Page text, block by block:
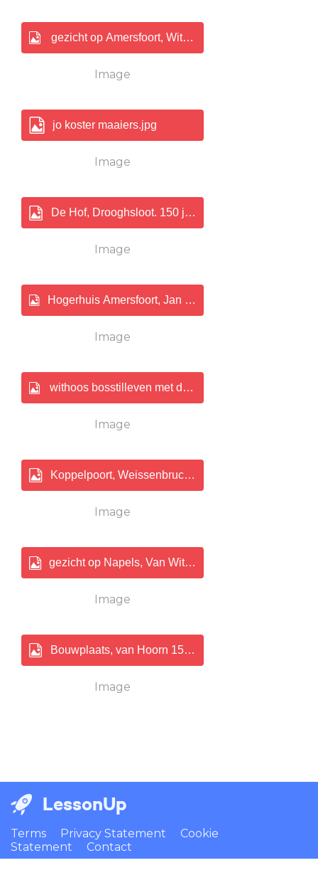
gezicht op Amersfoort, Withoos 150.jpg
Image
jo koster maaiers.jpg
Image
De Hof, Drooghsloot. 150 jpg.jpg
Image
Hogerhuis Amersfoort, Jan Apeldoorn 150.jpg
Image
withoos bosstilleven met dode vogels.png
Image
Koppelpoort, Weissenbruch 150.jpg
Image
gezicht op Napels, Van Wittel 150.jpg
Image
Bouwplaats, van Hoorn 150jpg.jpg
Image
LessonUp
Terms Privacy Statement
Cookie
Statement
Contact